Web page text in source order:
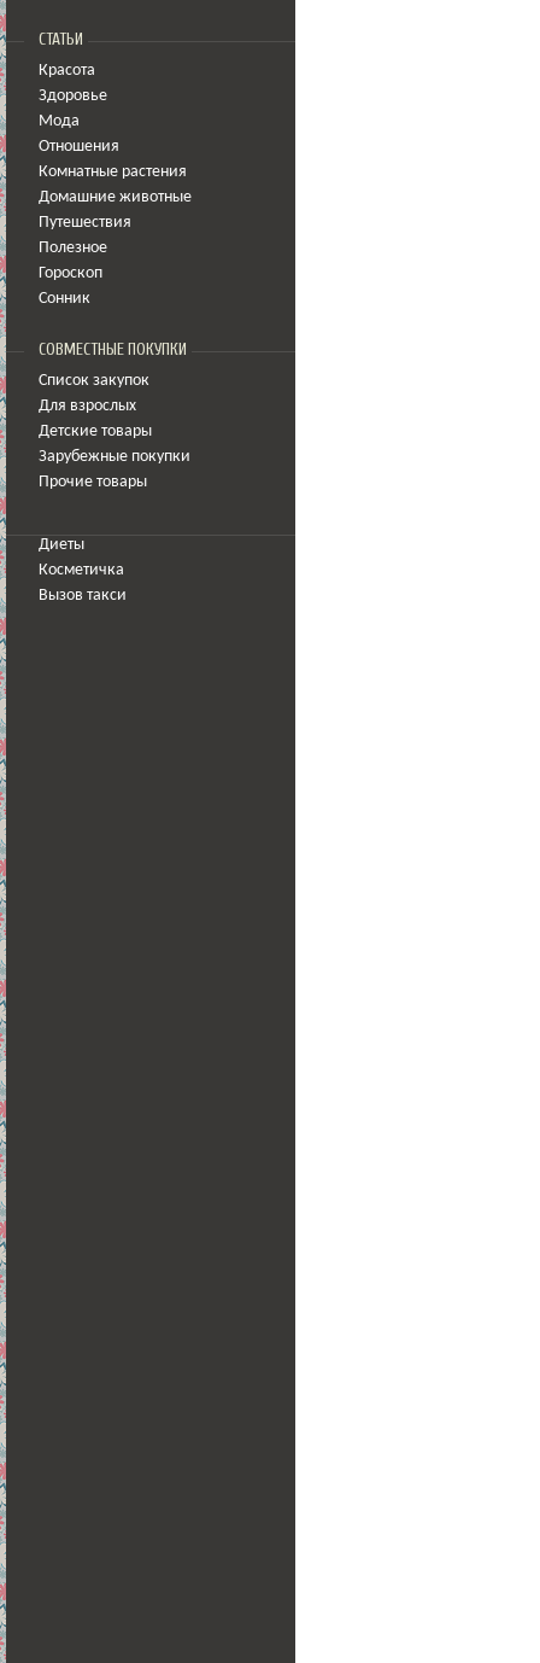
СТАТЬИ
Красота
Здоровье
Мода
Отношения
Комнатные растения
Домашние животные
Путешествия
Полезное
Гороскоп
Сонник
СОВМЕСТНЫЕ ПОКУПКИ
Список закупок
Для взрослых
Детские товары
Зарубежные покупки
Прочие товары
Диеты
Косметичка
Вызов такси